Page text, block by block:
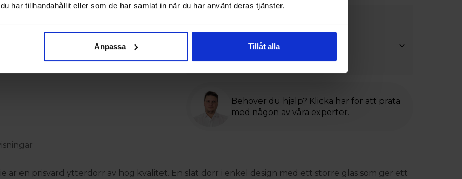
har tillhandahållit eller som de har samlat in när du har använt deras tjänster.
Anpassa Tillåt alla
Tillval
Synliga gångjärn
Behöver du hjälp? Klicka här för att prata
med någon av våra experter.
är en prisvärd ytterdörr av hög kvalitet. En slät dörr i enkel design med ett större glas som ger ett